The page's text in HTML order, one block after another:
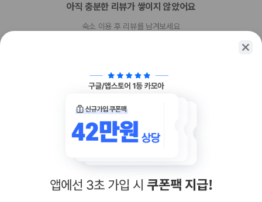
아직 충분한 리뷰가 쌓이지 않았어요
숙소 이용 후 리뷰를 남겨보세요
함께 가는 친구에게 정보를 공유해보세요